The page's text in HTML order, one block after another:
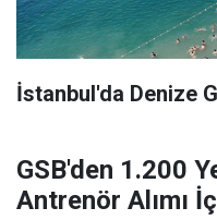
İstanbul'da Denize
GSB'den 1.200
Antrenör Alımı